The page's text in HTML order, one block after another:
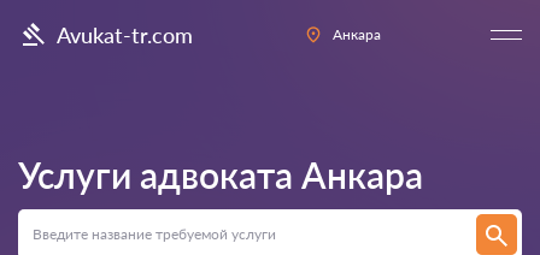
Avukat-tr.com Анкара
Услуги адвоката Анкара